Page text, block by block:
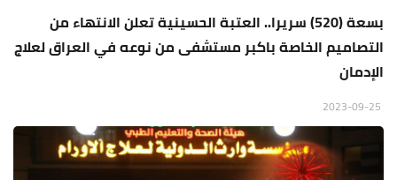
بسعة (520) سريرا.. العتبة الحسينية تعلن الانتهاء من
التصاميم الخاصة باكبر مستشفى من نوعه في العراق لعلاج
الإدمان